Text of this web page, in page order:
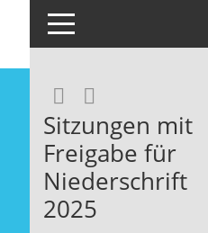
Toggle navigation
Sitzungen mit
Freigabe für
Niederschrift
2025